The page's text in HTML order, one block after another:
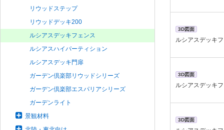
リウッドステップ
リウッドデッキ200
ルシアスデッキフェンス
ルシアスハイパーティション
ルシアスデッキ門扉
ガーデン倶楽部リウッドシリーズ
ガーデン倶楽部エスパリアシリーズ
ガーデンライト
景観材料
3D図面
ルシアスデッキ
3D図面
ルシアスデッキ
3D図面